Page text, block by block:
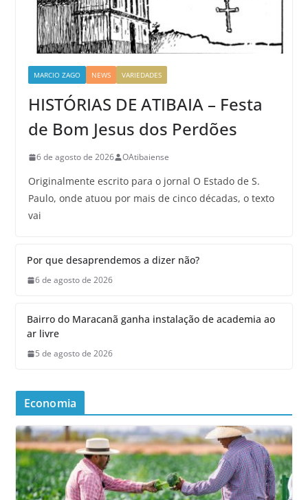
MARCIO ZAGO NEWS VARIEDADES
HISTÓRIAS DE ATIBAIA – Festa
de Bom Jesus dos Perdões
6 de agosto de 2026 OAtibaiense
Originalmente escrito para o jornal O Estado de S.
Paulo, onde atuou por mais de cinco décadas, o texto
vai
Por que desaprendemos a dizer não?
6 de agosto de 2026
Bairro do Maracanã ganha instalação de academia ao
ar livre
5 de agosto de 2026
Economia